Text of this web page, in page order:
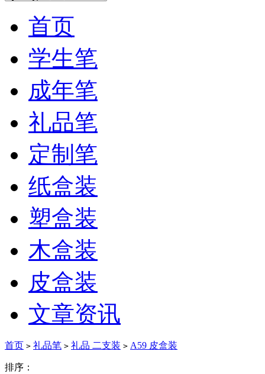
首页
学生笔
成年笔
礼品笔
定制笔
纸盒装
塑盒装
木盒装
皮盒装
文章资讯
首页 > 礼品笔 > 礼品 二支装 > A59 皮盒装
排序：